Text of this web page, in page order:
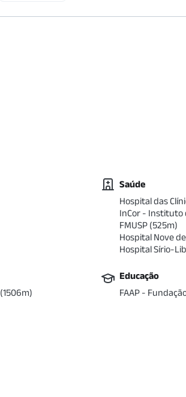
Saúde
Hospital das
InCor - Instituto
FMUSP(525m)
Hospital Nove
Hospital Sírio-
(1506m)
Educação
FAAP -